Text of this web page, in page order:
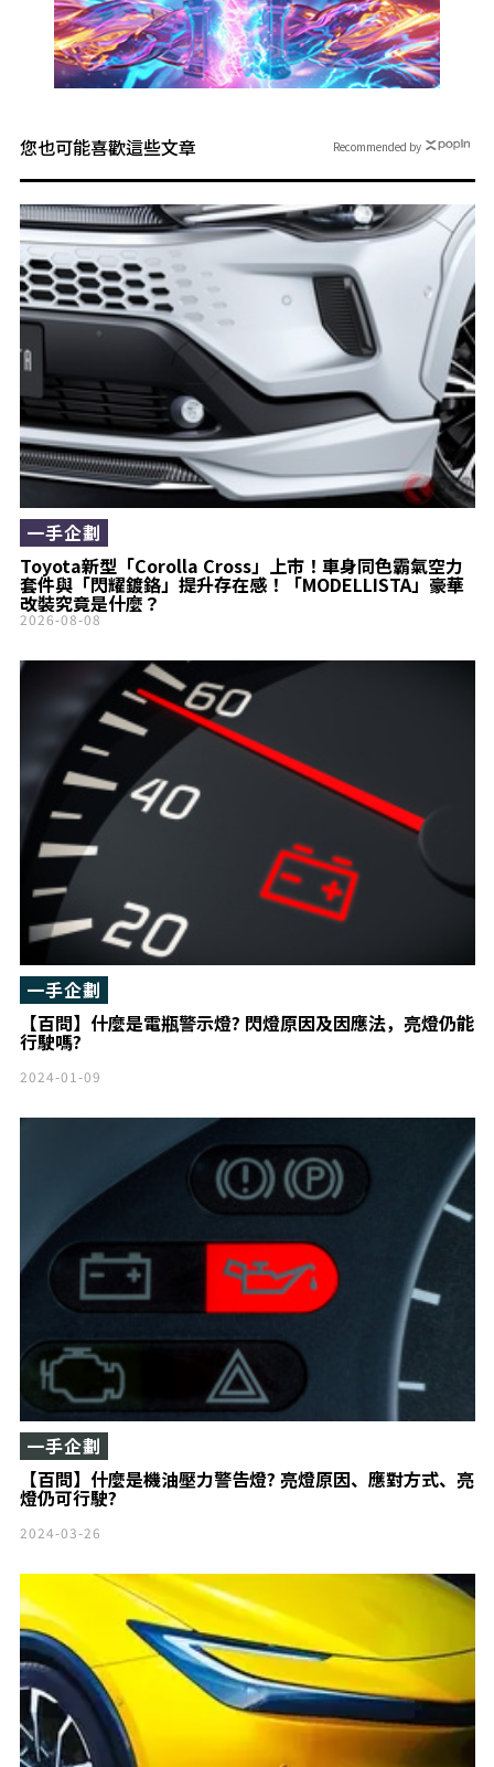
您也可能喜歡這些文章
Toyota新型「Corolla Cross」上市！車身同色霸氣空力
套件與「閃耀鍍鉻」提升存在感！「MODELLISTA」豪華
改裝究竟是什麼？
一手企劃
2026-08-08
【百問】什麼是電瓶警示燈? 閃燈原因及因應法，亮燈仍能
行駛嗎?
一手企劃
2024-01-09
【百問】什麼是機油壓力警告燈? 亮燈原因、應對方式、亮
燈仍可行駛?
一手企劃
2024-03-26
Recommended by